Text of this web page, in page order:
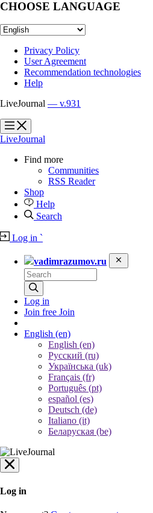
CHOOSE LANGUAGE
Privacy Policy
User Agreement
Recommendation technologies
Help
LiveJournal — v.931
?
?
LiveJournal
Find more
Communities
RSS Reader
Shop
Help
Search
Log in `
vadimrazumov.ru
Log in
Join free Join
English (en)
English (en)
Русский (ru)
Українська (uk)
Français (fr)
Português (pt)
español (es)
Deutsch (de)
Italiano (it)
Беларуская (be)
Log in